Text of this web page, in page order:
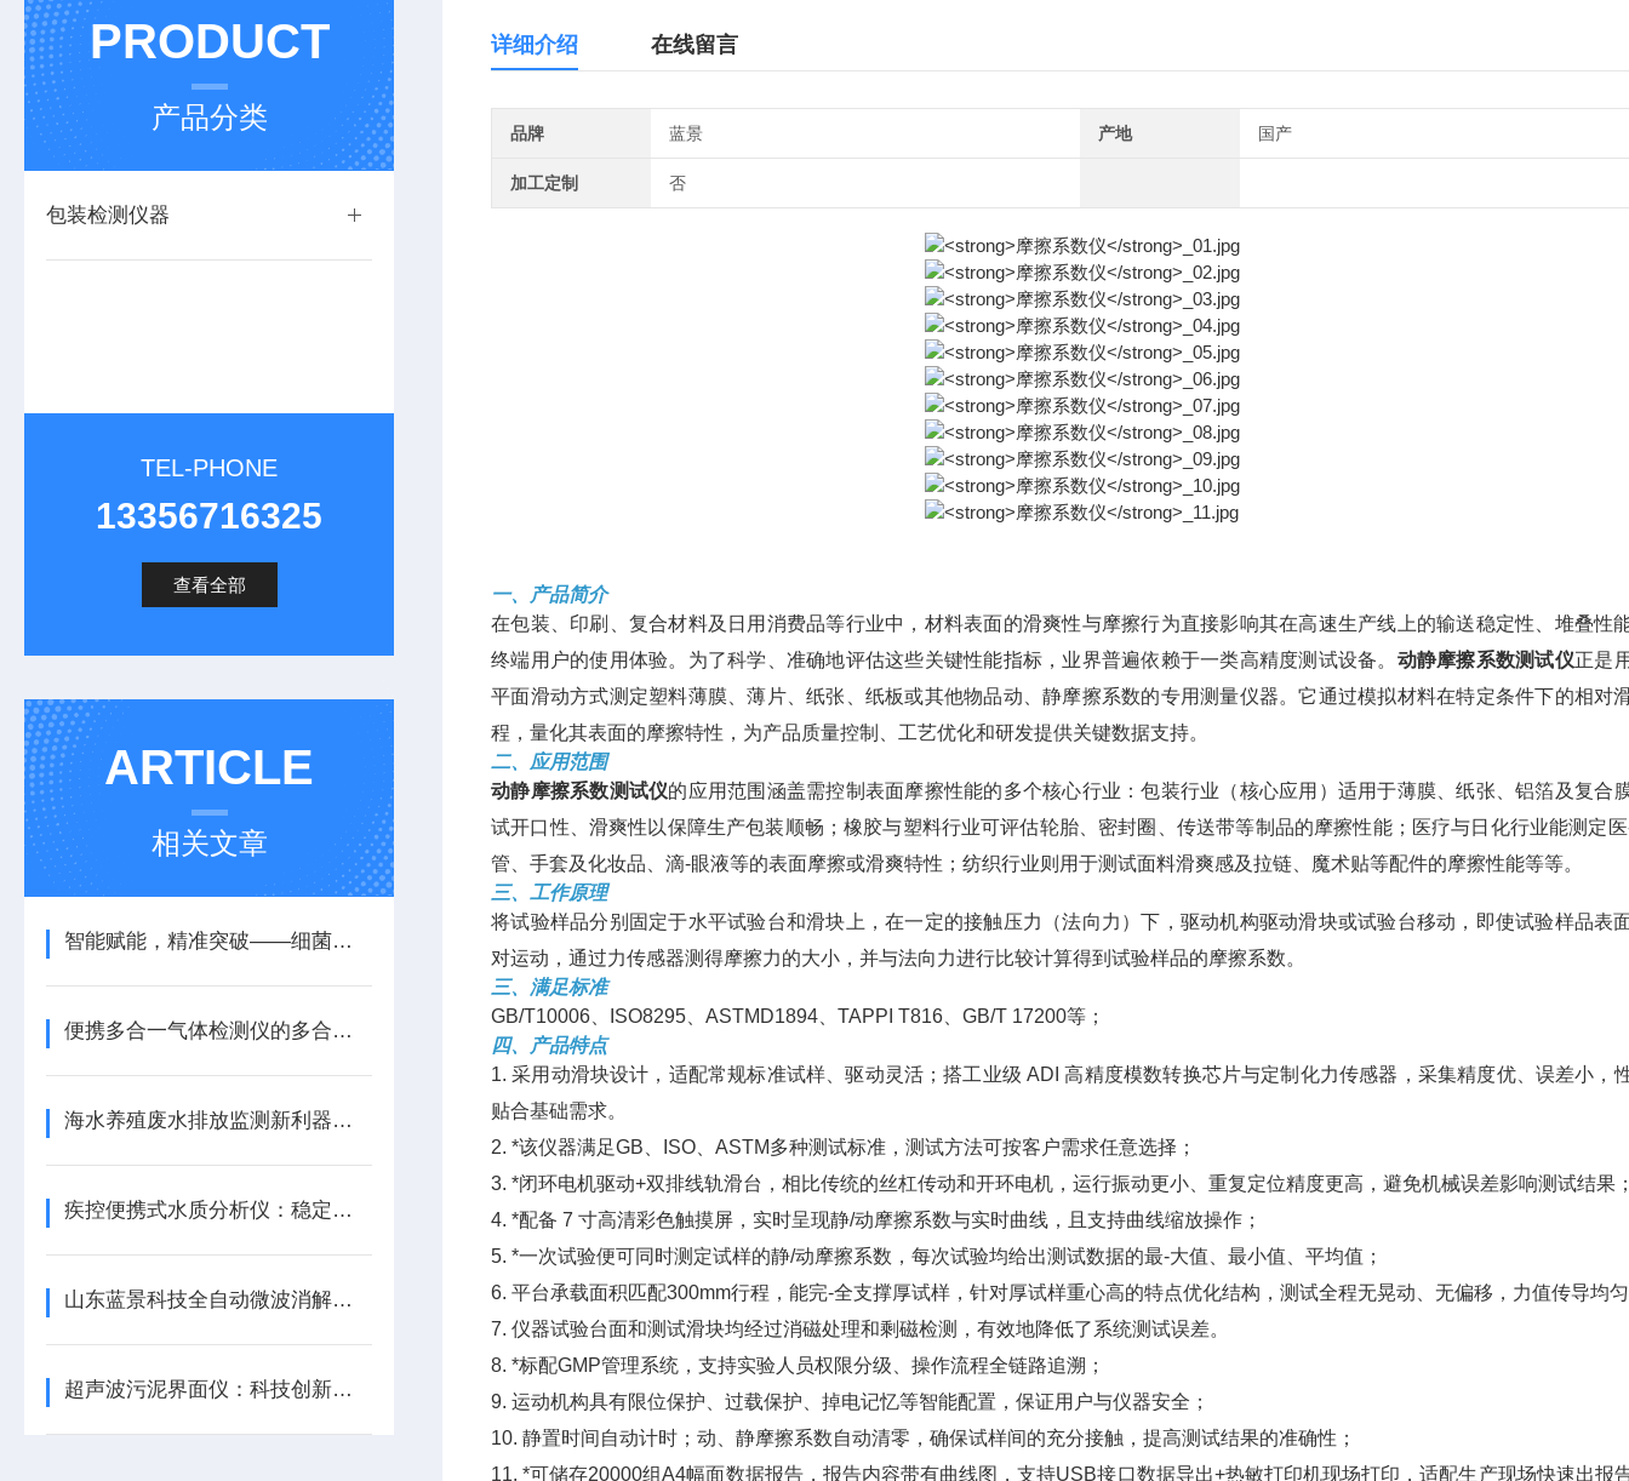
PRODUCT
产品分类
包装检测仪器
TEL-PHONE
13356716325
查看全部
ARTICLE
相关文章
智能赋能，精准突破——细菌浊度仪
便携多合一气体检测仪的多合一功能主要体现在哪些方面？
海水养殖废水排放监测新利器——在线检测仪
疾控便携式水质分析仪：稳定性能守护水质安全
山东蓝景科技全自动微波消解仪：创新科技，高效消解
超声波污泥界面仪：科技创新，引-领污水处理新潮流
详细介绍 在线留言
品牌 蓝景 产地 国产
加工定制 否
一、产品简介
在包装、印刷、复合材料及日用消费品等行业中，材料表面的滑爽性与摩擦行为直接影响其在高速生产线上的输送稳定性、堆叠性
终端用户的使用体验。为了科学、准确地评估这些关键性能指标，业界普遍依赖于一类高精度测试设备。 动静摩擦系数测试仪正是
平面滑动方式测定塑料薄膜、薄片、纸张、纸板或其他物品动、静摩擦系数的专用测量仪器。它通过模拟材料在特定条件下的相对
程，量化其表面的摩擦特性，为产品质量控制、工艺优化和研发提供关键数据支持。
二、应用范围
动静摩擦系数测试仪的应用范围 涵盖需控制表面摩擦性能的多个核心行业：包装行业（核心应用）适用于薄膜、纸张、铝箔及复合
试开口性、滑爽性以保障生产包装顺畅；橡胶与塑料行业可评估轮胎、密封圈、传送带等制品的摩擦性能；医疗与日化行业能测定
管、手套及化妆品、滴-眼液等的表面摩擦或滑爽特性；纺织行业则用于测试面料滑爽感及拉链、魔术贴等配件的摩擦性能等等。
三、工作原理
将试验样品分别固定于水平试验台和滑块上，在一定的接触压力（法向力）下，驱动机构驱动滑块或试验台移动，即使试验样品表
对运动，通过力传感器测得摩擦力的大小，并与法向力进行比较计算得到试验样品的摩擦系数。
三、满足标准
GB/T10006、ISO8295、ASTMD1894、TAPPI T816、GB/T 17200等；
四、产品特点
1. 采用动滑块设计，适配常规标准试样、驱动灵活；搭工业级 ADI 高精度模数转换芯片与定制化力传感器，采集精度优、误差小，
贴合基础需求。
2. *该仪器满足GB、ISO、ASTM多种测试标准，测试方法可按客户需求任意选择；
3. *闭环电机驱动+双排线轨滑台，相比传统的丝杠传动和开环电机，运行振动更小、重复定位精度更高，避免机械误差影响测试结果
4. *配备 7 寸高清彩色触摸屏，实时呈现静/动摩擦系数与实时曲线，且支持曲线缩放操作；
5. *一次试验便可同时测定试样的静/动摩擦系数，每次试验均给出测试数据的最-大值、最小值、平均值；
6. 平台承载面积匹配300mm行程，能完-全支撑厚试样，针对厚试样重心高的特点优化结构，测试全程无晃动、无偏移，力值传导均
7. 仪器试验台面和测试滑块均经过消磁处理和剩磁检测，有效地降低了系统测试误差。
8. *标配GMP管理系统，支持实验人员权限分级、操作流程全链路追溯；
9. 运动机构具有限位保护、过载保护、掉电记忆等智能配置，保证用户与仪器安全；
10. 静置时间自动计时；动、静摩擦系数自动清零，确保试样间的充分接触，提高测试结果的准确性；
11. *可储存20000组A4幅面数据报告，报告内容带有曲线图，支持USB接口数据导出+热敏打印机现场打印，适配生产现场快速出报